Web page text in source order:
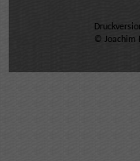
© Joachim